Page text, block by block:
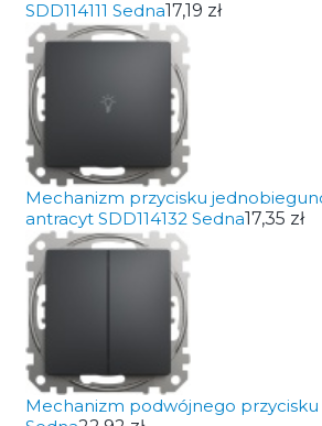
SDD114111 Sedna17,19 zł
Mechanizm przycisku
antracyt SDD114132 Sedna17,35 zł
Mechanizm podwójnego przycisku